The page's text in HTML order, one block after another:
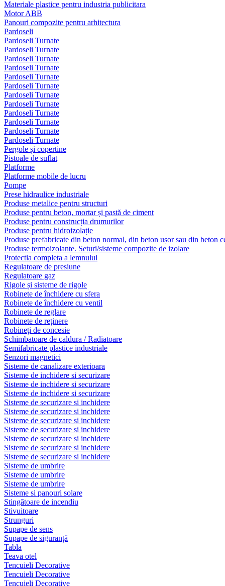
Materiale plastice pentru industria publicitara
Motor ABB
Panouri compozite pentru arhitectura
Pardoseli
Pardoseli Turnate
Pardoseli Turnate
Pardoseli Turnate
Pardoseli Turnate
Pardoseli Turnate
Pardoseli Turnate
Pardoseli Turnate
Pardoseli Turnate
Pardoseli Turnate
Pardoseli Turnate
Pardoseli Turnate
Pardoseli Turnate
Pergole și copertine
Pistoale de suflat
Platforme
Platforme mobile de lucru
Pompe
Prese hidraulice industriale
Produse metalice pentru structuri
Produse pentru beton, mortar și pastă de ciment
Produse pentru construcția drumurilor
Produse pentru hidroizolație
Produse prefabricate din beton normal, din beton ușor sau din beton
Produse termoizolante. Seturi/sisteme compozite de izolare
Protectia completa a lemnului
Regulatoare de presiune
Regulatoare gaz
Rigole și sisteme de rigole
Robinete de închidere cu sfera
Robinete de închidere cu ventil
Robinete de reglare
Robinete de reținere
Robineți de concesie
Schimbatoare de caldura / Radiatoare
Semifabricate plastice industriale
Senzori magnetici
Sisteme de canalizare exterioara
Sisteme de inchidere si securizare
Sisteme de inchidere si securizare
Sisteme de inchidere si securizare
Sisteme de securizare si inchidere
Sisteme de securizare si inchidere
Sisteme de securizare si inchidere
Sisteme de securizare si inchidere
Sisteme de securizare si inchidere
Sisteme de securizare si inchidere
Sisteme de securizare si inchidere
Sisteme de umbrire
Sisteme de umbrire
Sisteme de umbrire
Sisteme si panouri solare
Stingătoare de incendiu
Stivuitoare
Strunguri
Supape de sens
Supape de siguranță
Tabla
Teava otel
Tencuieli Decorative
Tencuieli Decorative
Tencuieli Decorative